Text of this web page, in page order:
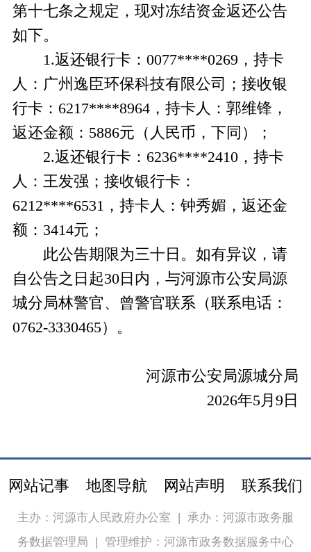
第十七条之规定，现对冻结资金返还公告
如下。
1.返还银行卡：0077****0269，持卡
人：广州逸臣环保科技有限公司；接收银
行卡：6217****8964，持卡人：郭维锋，
返还金额：5886元（人民币，下同）；
2.返还银行卡：6236****2410，持卡
人：王发强；接收银行卡：
6212****6531，持卡人：钟秀媚，返还金
额：3414元；
此公告期限为三十日。如有异议，请
自公告之日起30日内，与河源市公安局源
城分局林警官、曾警官联系（联系电话：
0762-3330465）。
河源市公安局源城分局
2026年5月9日
网站记事 地图导航 网站声明 联系我们
主办：河源市人民政府办公室 | 承办：河源市政务服
务数据管理局 | 管理维护：河源市政务数据服务中心